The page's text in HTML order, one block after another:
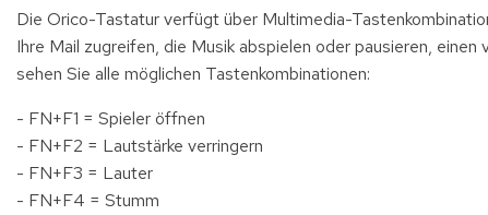
Die Orico-Tastatur verfügt über Multimedia-
Ihre Mail zugreifen, die Musik abspielen oder pausieren,
sehen Sie alle möglichen Tastenkombinationen:
- FN+F1 = Spieler öffnen
- FN+F2 = Lautstärke verringern
- FN+F3 = Lauter
- FN+F4 = Stumm